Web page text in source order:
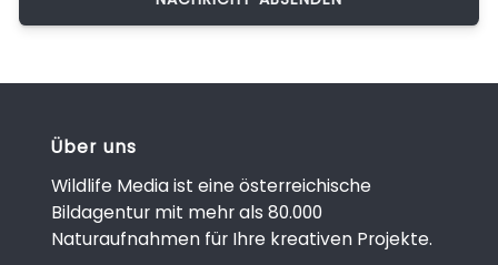
Über uns
Wildlife Media ist eine österreichische
Bildagentur mit mehr als 80.000
Naturaufnahmen für Ihre kreativen Projekte.